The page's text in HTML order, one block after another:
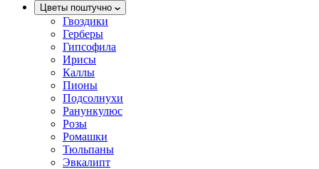
Цветы поштучно
Гвоздики
Герберы
Гипсофила
Ирисы
Каллы
Пионы
Подсолнухи
Ранункулюс
Розы
Ромашки
Тюльпаны
Эвкалипт